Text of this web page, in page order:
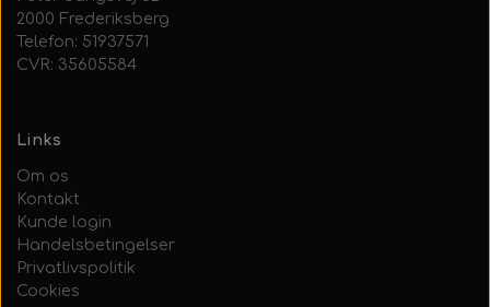
2000 Frederiksberg
Telefon: 51937571
CVR: 35605584
Links
Om os
Kontakt
Kunde login
Handelsbetingelser
Privatlivspolitik
Cookies